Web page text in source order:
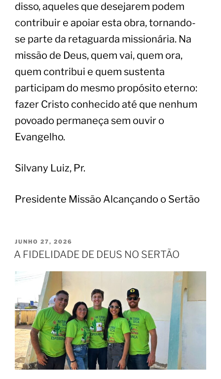
disso, aqueles que desejarem podem
contribuir e apoiar esta obra, tornando-
se parte da retaguarda missionária. Na
missão de Deus, quem vai, quem ora,
quem contribui e quem sustenta
participam do mesmo propósito eterno:
fazer Cristo conhecido até que nenhum
povoado permaneça sem ouvir o
Evangelho.
Silvany Luiz, Pr.
Presidente Missão Alcançando o Sertão
JUNHO 27, 2026
A FIDELIDADE DE DEUS NO SERTÃO